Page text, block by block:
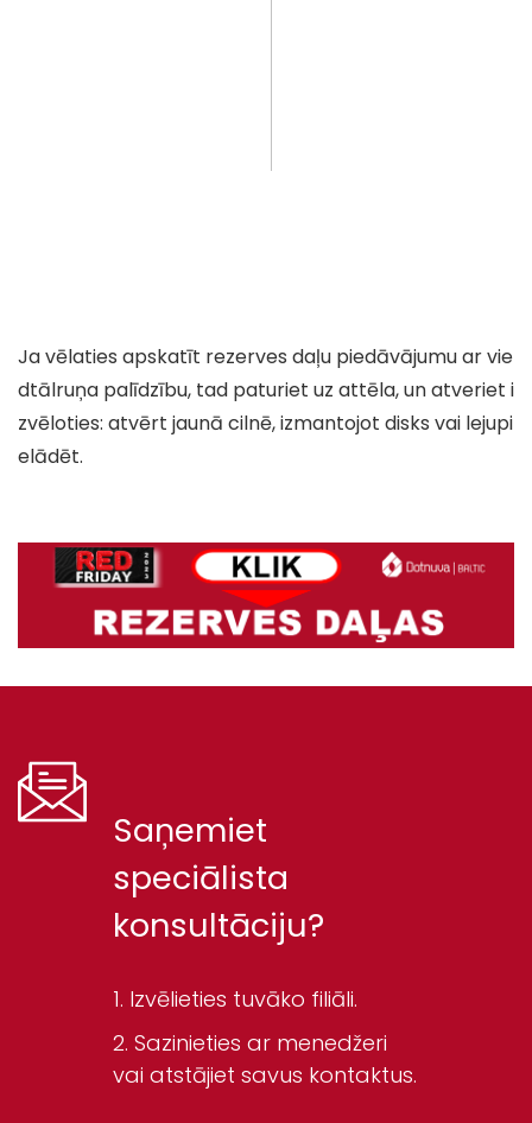
Ja vēlaties apskatīt rezerves daļu piedāvājumu ar vie
dtālruņa palīdzību, tad paturiet uz attēla, un atveriet i
zvēloties: atvērt jaunā cilnē, izmantojot disks vai lejupi
elādēt.
Saņemiet
speciālista
konsultāciju?
Izvēlieties tuvāko filiāli.
Sazinieties ar menedžeri
vai atstājiet savus kontaktus.